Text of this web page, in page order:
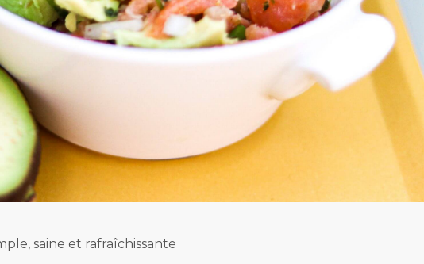
saine et rafraîchissante